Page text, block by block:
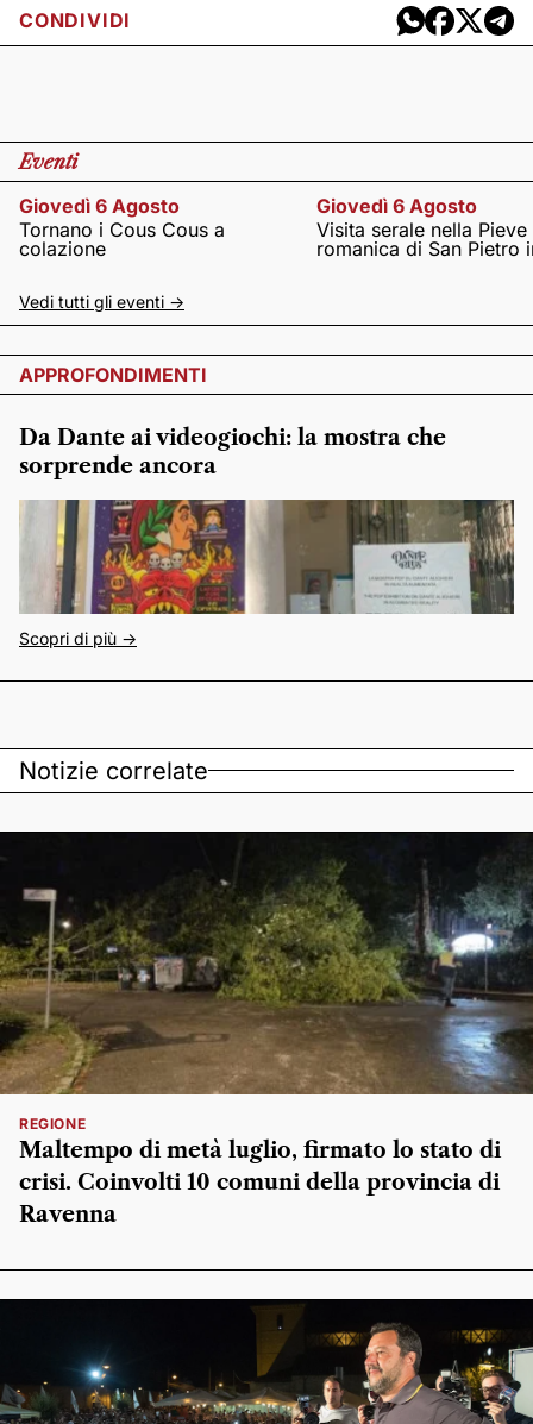
CONDIVIDI
Eventi
Giovedì 6 Agosto
Tornano i Cous Cous a
colazione
Giovedì 6 Agosto
Visita serale nella Pieve
romanica di San Pietro
Vedi tutti gli eventi ->
APPROFONDIMENTI
Da Dante ai videogiochi: la mostra che
sorprende ancora
Scopri di più ->
Notizie correlate
REGIONE
Maltempo di metà luglio, firmato lo stato di
crisi. Coinvolti 10 comuni della provincia di
Ravenna